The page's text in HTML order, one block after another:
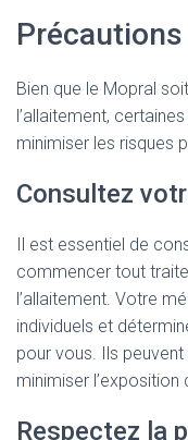
Bien que le Mopral
l’allaitement,
minimiser les risques
Consultez
Il est essentiel de
commencer tout
l’allaitement. Votre
individuels et
pour vous. Ils
minimiser
Respectez la